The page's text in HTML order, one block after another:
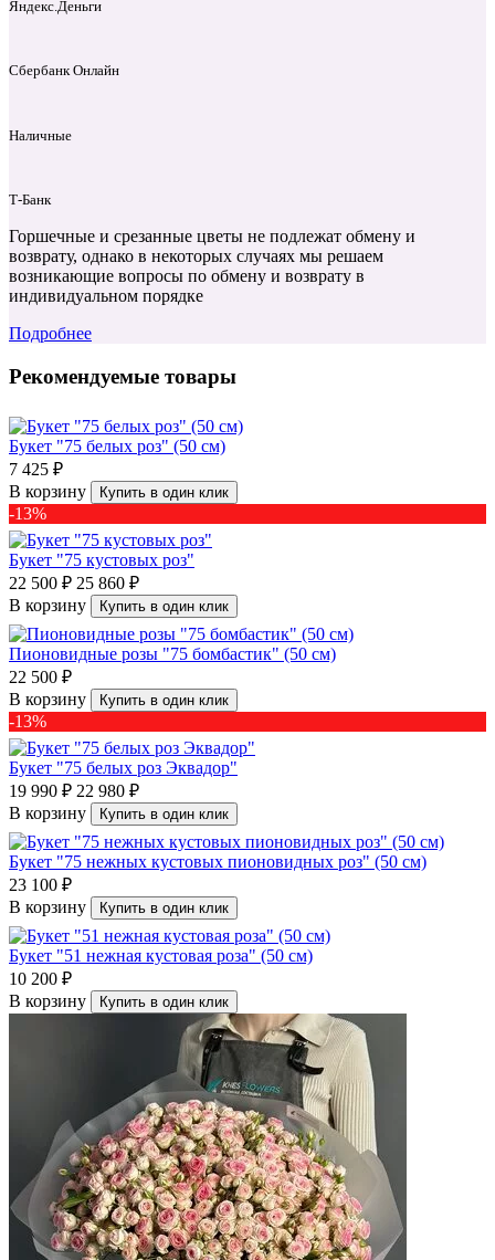
Яндекс.Деньги
Сбербанк Онлайн
Наличные
Т‑Банк
Горшечные и срезанные цветы не подлежат обмену и
возврату, однако в некоторых случаях мы решаем
возникающие вопросы по обмену и возврату в
индивидуальном порядке
Подробнее
Рекомендуемые товары
Букет "75 белых роз" (50 см)
7 425 ₽
В корзину
Купить в один клик
-13%
Букет "75 кустовых роз"
22 500 ₽ 25 860 ₽
В корзину
Купить в один клик
Пионовидные розы "75 бомбастик" (50 см)
22 500 ₽
В корзину
Купить в один клик
-13%
Букет "75 белых роз Эквадор"
19 990 ₽ 22 980 ₽
В корзину
Купить в один клик
Букет "75 нежных кустовых пионовидных роз" (50 см)
23 100 ₽
В корзину
Купить в один клик
Букет "51 нежная кустовая роза" (50 см)
10 200 ₽
В корзину
Купить в один клик